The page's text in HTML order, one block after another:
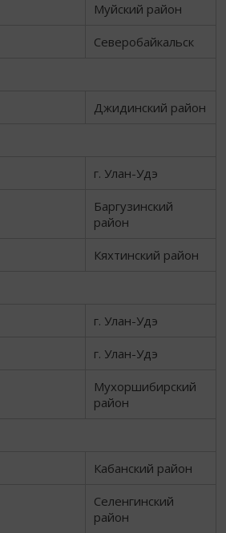
Муйский район
Северобайкальск
Джидинский район
г. Улан-Удэ
Баргузинский
район
Кяхтинский район
г. Улан-Удэ
г. Улан-Удэ
Мухоршибирский
район
Кабанский район
Селенгинский
район